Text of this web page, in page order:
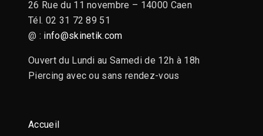
26 Rue du 11 novembre – 14000 Caen
Tél. 02 31 72 89 51
@ : info@skinetik.com
Ouvert du Lundi au Samedi de 12h à 18h
Piercing avec ou sans rendez-vous
Accueil